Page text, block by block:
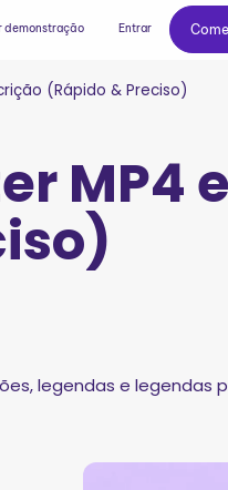
demonstração Entrar
(Rápido & Preciso)
MP4
legendas e legendas